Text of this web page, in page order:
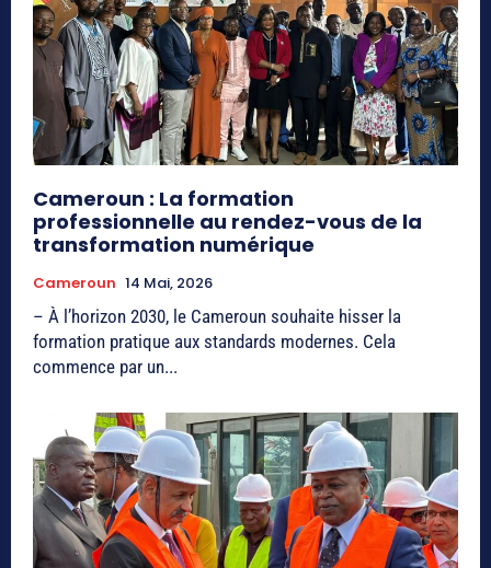
Cameroun : La formation
professionnelle au rendez-vous de la
transformation numérique
Cameroun 14 Mai, 2026
– À l’horizon 2030, le Cameroun souhaite hisser la
formation pratique aux standards modernes. Cela
commence par un...